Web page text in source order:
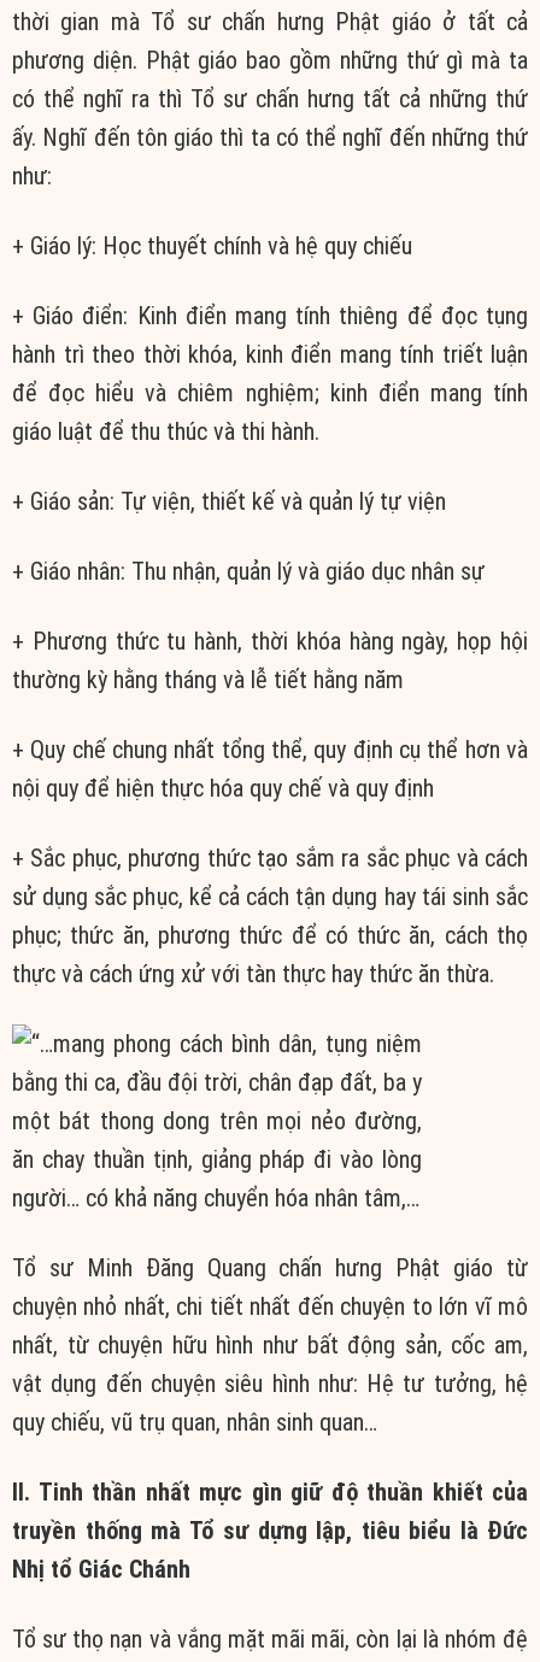
thời gian mà Tổ sư chấn hưng Phật giáo ở tất cả
phương diện. Phật giáo bao gồm những thứ gì mà ta
có thể nghĩ ra thì Tổ sư chấn hưng tất cả những thứ
ấy. Nghĩ đến tôn giáo thì ta có thể nghĩ đến những thứ
như:
+ Giáo lý: Học thuyết chính và hệ quy chiếu
+ Giáo điển: Kinh điển mang tính thiêng để đọc tụng
hành trì theo thời khóa, kinh điển mang tính triết luận
để đọc hiểu và chiêm nghiệm; kinh điển mang tính
giáo luật để thu thúc và thi hành.
+ Giáo sản: Tự viện, thiết kế và quản lý tự viện
+ Giáo nhân: Thu nhận, quản lý và giáo dục nhân sự
+ Phương thức tu hành, thời khóa hàng ngày, họp hội
thường kỳ hằng tháng và lễ tiết hằng năm
+ Quy chế chung nhất tổng thể, quy định cụ thể hơn và
nội quy để hiện thực hóa quy chế và quy định
+ Sắc phục, phương thức tạo sắm ra sắc phục và cách
sử dụng sắc phục, kể cả cách tận dụng hay tái sinh sắc
phục; thức ăn, phương thức để có thức ăn, cách thọ
thực và cách ứng xử với tàn thực hay thức ăn thừa.
Tổ sư Minh Đăng Quang chấn hưng Phật giáo từ
chuyện nhỏ nhất, chi tiết nhất đến chuyện to lớn vĩ mô
nhất, từ chuyện hữu hình như bất động sản, cốc am,
vật dụng đến chuyện siêu hình như: Hệ tư tưởng, hệ
quy chiếu, vũ trụ quan, nhân sinh quan…
II. Tinh thần nhất mực gìn giữ độ thuần khiết của
truyền thống mà Tổ sư dựng lập, tiêu biểu là Đức
Nhị tổ Giác Chánh
Tổ sư thọ nạn và vắng mặt mãi mãi, còn lại là nhóm đệ